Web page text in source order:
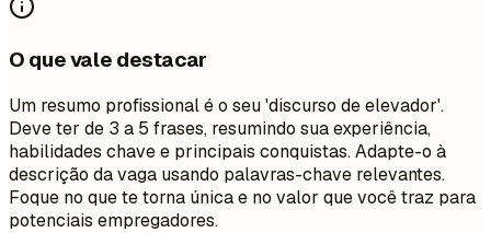
O que vale destacar
Um resumo profissional é o seu 'discurso de elevador'.
Deve ter de 3 a 5 frases, resumindo sua experiência,
habilidades chave e principais conquistas. Adapte-o à
descrição da vaga usando palavras-chave relevantes.
Foque no que te torna única e no valor que você traz para
potenciais empregadores.